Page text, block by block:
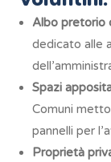
Albo pretorio
dedicato alle
Spazi
Comuni
pannelli per
Proprietà